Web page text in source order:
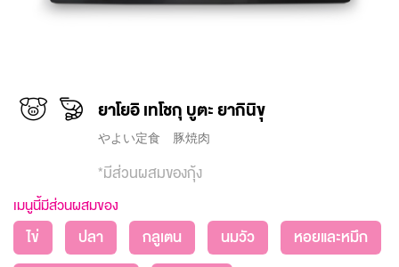
ยาโยอิ เทโชกุ บูตะ ยากินิขุ
やよい定食 豚焼肉
*มีส่วนผสมของกุ้ง
เมนูนี้มีส่วนผสมของ
ไข่ ปลา กลูเตน นมวัว
หอยและหมึก